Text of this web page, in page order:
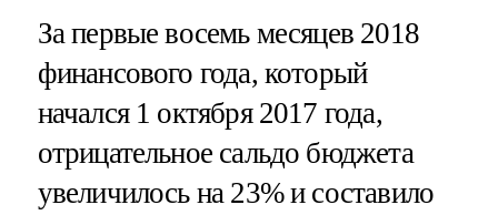
За первые восемь месяцев 2018
финансового года, который
начался 1 октября 2017 года,
отрицательное сальдо бюджета
увеличилось на 23% и составило